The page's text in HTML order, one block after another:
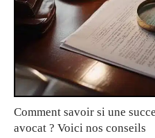
Comment savoir si une
avocat ? Voici nos conseils